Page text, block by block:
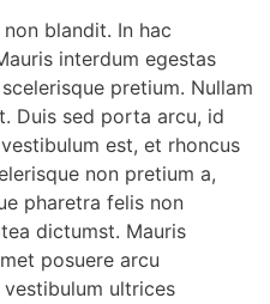
blandit. In hac
interdum egestas
pretium. Nullam
Duis sed porta arcu, id
est, et rhoncus
non pretium a,
pharetra felis non
dictumst. Mauris
posuere arcu
ultrices